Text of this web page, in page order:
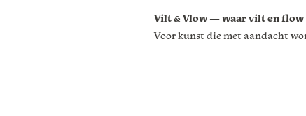
Vilt & Vlow — waar vilt en flow
Voor kunst die met aandacht